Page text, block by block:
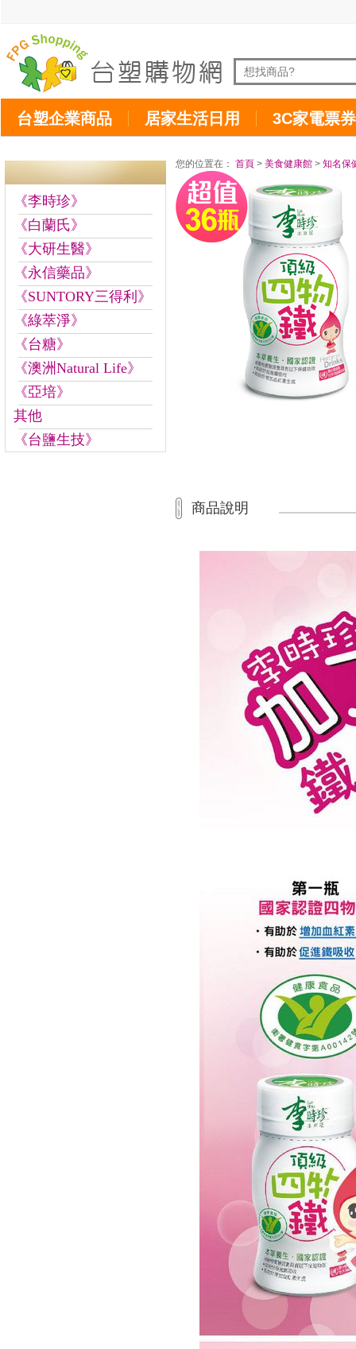
台塑企業商品 居家生活日用 3C家電票券
《李時珍》
《白蘭氏》
《大研生醫》
《永信藥品》
《SUNTORY三得利》
《綠萃淨》
《台糖》
《澳洲Natural Life》
《亞培》
其他
《台鹽生技》
您的位置在： 首頁 > 美食健康館 > 知名保
商品說明